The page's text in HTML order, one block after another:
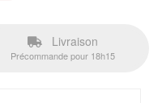
Livraison
Précommande pour 18h15